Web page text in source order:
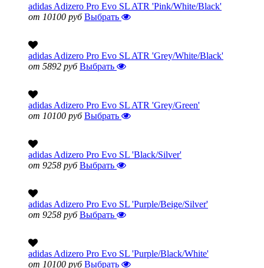
adidas Adizero Pro Evo SL ATR 'Pink/White/Black'
от 10100 руб Выбрать
adidas Adizero Pro Evo SL ATR 'Grey/White/Black'
от 5892 руб Выбрать
adidas Adizero Pro Evo SL ATR 'Grey/Green'
от 10100 руб Выбрать
adidas Adizero Pro Evo SL 'Black/Silver'
от 9258 руб Выбрать
adidas Adizero Pro Evo SL 'Purple/Beige/Silver'
от 9258 руб Выбрать
adidas Adizero Pro Evo SL 'Purple/Black/White'
от 10100 руб Выбрать